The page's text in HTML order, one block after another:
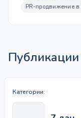
PR-продвижение
Публикации
Категории: